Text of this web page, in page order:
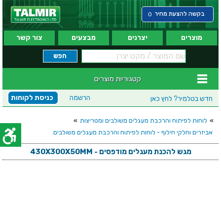
בקשה להצעת מחיר 0
מוצרים יצרנים מבצעים צור קשר
קטגוריות מוצרים
חדש בטלמיר? לחץ כאן כניסת לקוחות הרשמה
» לוחות לפיתוח והרכבת מעגלים משולבים ומטריצות »
אביזרים וחלקי חילוף - לוחות לפיתוח והרכבת מעגלים משולבים
מגש להכנת מעגלים מודפסים - 430X300X50MM